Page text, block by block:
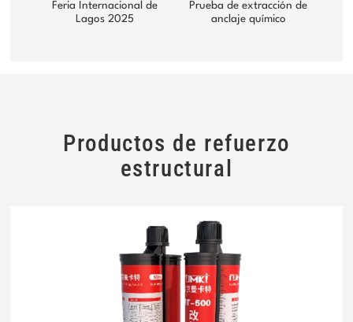
Feria Internacional de
Lagos 2025
Prueba de extracción de
anclaje químico
Productos de refuerzo
estructural